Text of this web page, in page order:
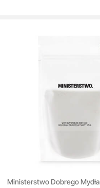
Ministerstwo Dobrego Mydła